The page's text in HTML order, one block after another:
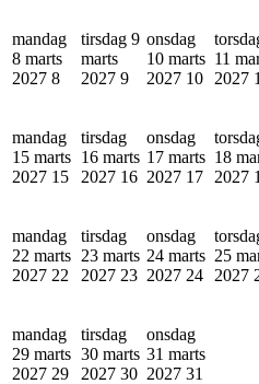
mandag
8 marts
2027 8
tirsdag 9
marts
2027 9
onsdag
10 marts
2027 10
11
2027
mandag
15 marts
2027 15
tirsdag
16 marts
2027 16
onsdag
17 marts
2027 17
18
2027
mandag
22 marts
2027 22
tirsdag
23 marts
2027 23
onsdag
24 marts
2027 24
25
2027
mandag
29 marts
2027 29
tirsdag
30 marts
2027 30
onsdag
31 marts
2027 31